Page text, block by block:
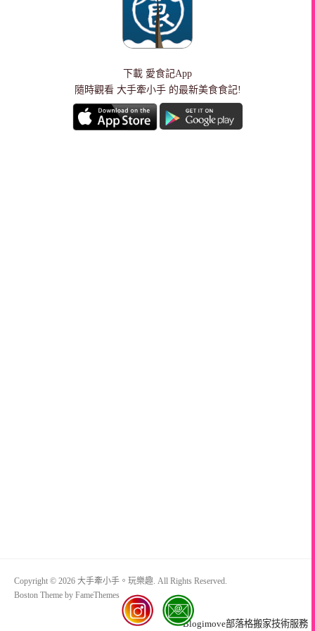
下載 愛食記App
隨時觀看 大手牽小手 的最新美食食記!
Copyright © 2026 大手牽小手。玩樂趣. All Rights Reserved.
Boston Theme by FameThemes
Blogimove部落格搬家技術服務